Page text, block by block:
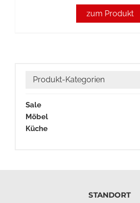
zum Produkt
Produkt-Kategorien
Sale
Möbel
Küche
STANDORT